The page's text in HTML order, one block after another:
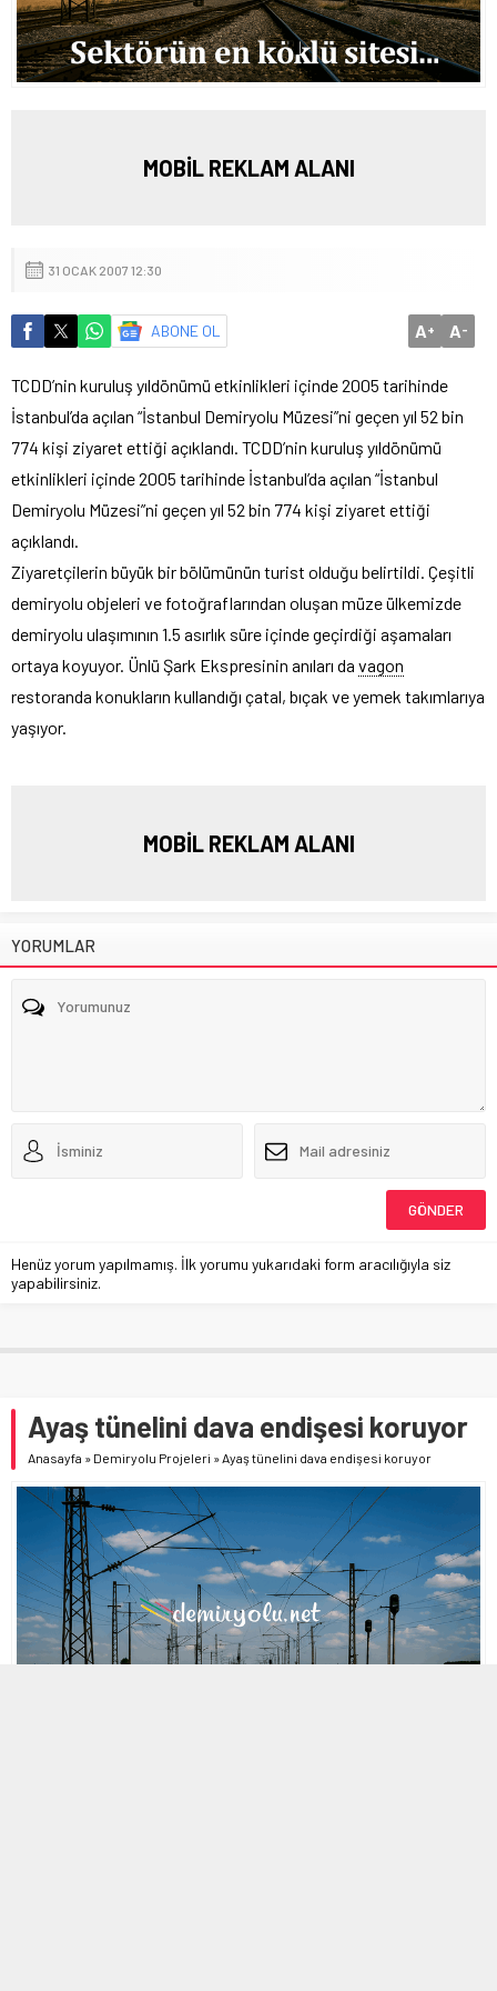
MOBİL REKLAM ALANI
31 OCAK 2007 12:30
ABONE OL A+ A-
TCDD’nin kuruluş yıldönümü etkinlikleri içinde 2005 tarihinde
İstanbul’da açılan “İstanbul Demiryolu Müzesi”ni geçen yıl 52 bin
774 kişi ziyaret ettiği açıklandı. TCDD’nin kuruluş yıldönümü
etkinlikleri içinde 2005 tarihinde İstanbul’da açılan “İstanbul
Demiryolu Müzesi”ni geçen yıl 52 bin 774 kişi ziyaret ettiği
açıklandı.
Ziyaretçilerin büyük bir bölümünün turist olduğu belirtildi. Çeşitli
demiryolu objeleri ve fotoğraflarından oluşan müze ülkemizde
demiryolu ulaşımının 1.5 asırlık süre içinde geçirdiği aşamaları
ortaya koyuyor. Ünlü Şark Ekspresinin anıları da vagon
restoranda konukların kullandığı çatal, bıçak ve yemek takımlarıya
yaşıyor.
MOBİL REKLAM ALANI
YORUMLAR
Henüz yorum yapılmamış. İlk yorumu yukarıdaki form aracılığıyla siz
yapabilirsiniz.
Ayaş tünelini dava endişesi koruyor
Anasayfa » Demiryolu Projeleri » Ayaş tünelini dava endişesi koruyor